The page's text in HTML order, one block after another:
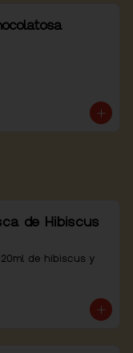
de Hibiscus
de hibiscus y